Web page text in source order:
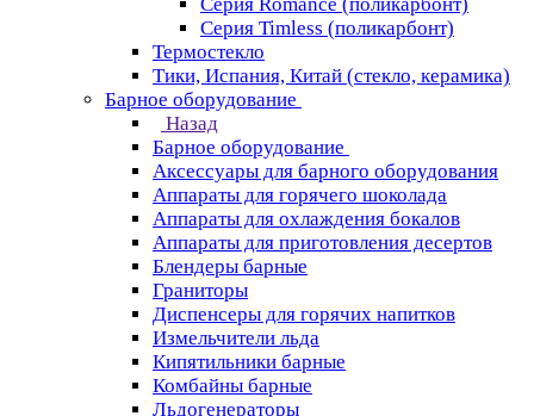
Серия Timless (поликарбонт)
Термостекло
Тики, Испания, Китай (стекло, керамика)
Барное оборудование
Назад
Барное оборудование
Аксессуары для барного оборудования
Аппараты для горячего шоколада
Аппараты для охлаждения бокалов
Аппараты для приготовления десертов
Блендеры барные
Граниторы
Диспенсеры для горячих напитков
Измельчители льда
Кипятильники барные
Комбайны барные
Льдогенераторы